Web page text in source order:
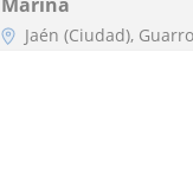
Jaén (Ciudad),
Profesora de